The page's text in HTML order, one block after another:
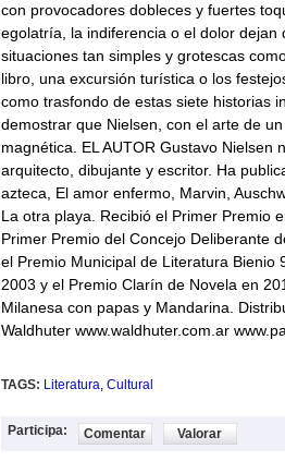
con provocadores dobleces y fuertes
egolatría, la indiferencia o el dolor dejan
situaciones tan simples y grotescas
libro, una excursión turística o los
como trasfondo de estas siete historias
demostrar que Nielsen, con el arte de
magnética. EL AUTOR Gustavo Nielsen
arquitecto, dibujante y escritor. Ha
azteca, El amor enfermo, Marvin,
La otra playa. Recibió el Primer Premio
Primer Premio del Concejo Deliberante
el Premio Municipal de Literatura Bienio
2003 y el Premio Clarín de Novela en
Milanesa con papas y Mandarina.
Waldhuter www.waldhuter.com.ar
TAGS: Literatura, Cultural
Participa: Comentar Valorar